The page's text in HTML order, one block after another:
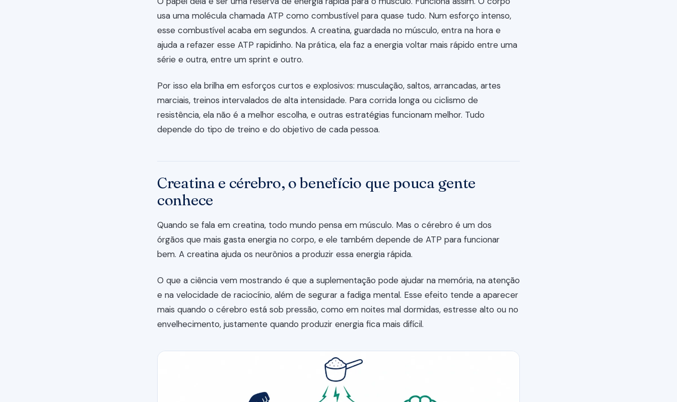
usa uma molécula chamada ATP como combustível para quase tudo. Num esforço intenso,
esse combustível acaba em segundos. A creatina, guardada no músculo, entra na hora e
ajuda a refazer esse ATP rapidinho. Na prática, ela faz a energia voltar mais rápido entre uma
série e outra, entre um sprint e outro.
Por isso ela brilha em esforços curtos e explosivos: musculação, saltos, arrancadas, artes
marciais, treinos intervalados de alta intensidade. Para corrida longa ou ciclismo de
resistência, ela não é a melhor escolha, e outras estratégias funcionam melhor. Tudo
depende do tipo de treino e do objetivo de cada pessoa.
Creatina e cérebro, o benefício que pouca gente
conhece
Quando se fala em creatina, todo mundo pensa em músculo. Mas o cérebro é um dos
órgãos que mais gasta energia no corpo, e ele também depende de ATP para funcionar
bem. A creatina ajuda os neurônios a produzir essa energia rápida.
O que a ciência vem mostrando é que a suplementação pode ajudar na memória, na atenção
e na velocidade de raciocínio, além de segurar a fadiga mental. Esse efeito tende a aparecer
mais quando o cérebro está sob pressão, como em noites mal dormidas, estresse alto ou no
envelhecimento, justamente quando produzir energia fica mais difícil.